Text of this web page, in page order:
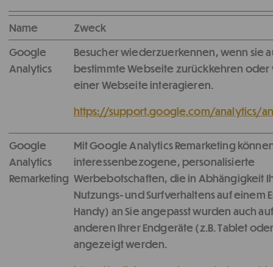
Name
Zweck
Google
Analytics
Besucher wiederzuerkennen, wenn sie
bestimmte Webseite zurückkehren oder
einer Webseite interagieren.
https://support.google.com/analytics/
Google
Analytics
Remarketing
Mit Google Analytics Remarketing
interessenbezogene, personalisierte
Werbebotschaften, die in Abhängigkeit
Nutzungs- und Surfverhaltens auf einem
Handy) an Sie angepasst wurden auch
anderen Ihrer Endgeräte (z.B. Tablet
angezeigt werden.